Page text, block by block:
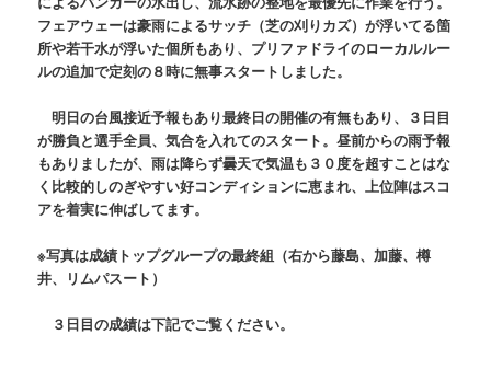
フェアウェーは豪雨によるサッチ（芝の刈りカズ）が浮いてる箇
所や若干水が浮いた個所もあり、プリファドライのローカルルー
ルの追加で定刻の８時に無事スタートしました。
明日の台風接近予報もあり最終日の開催の有無もあり、３日目
が勝負と選手全員、気合を入れてのスタート。昼前からの雨予報
もありましたが、雨は降らず曇天で気温も３０度を超すことはな
く比較的しのぎやすい好コンディションに恵まれ、上位陣はスコ
アを着実に伸ばしてます。
※写真は成績トップグループの最終組（右から藤島、加藤、樽
井、リムパスート）
３日目の成績は下記でご覧ください。